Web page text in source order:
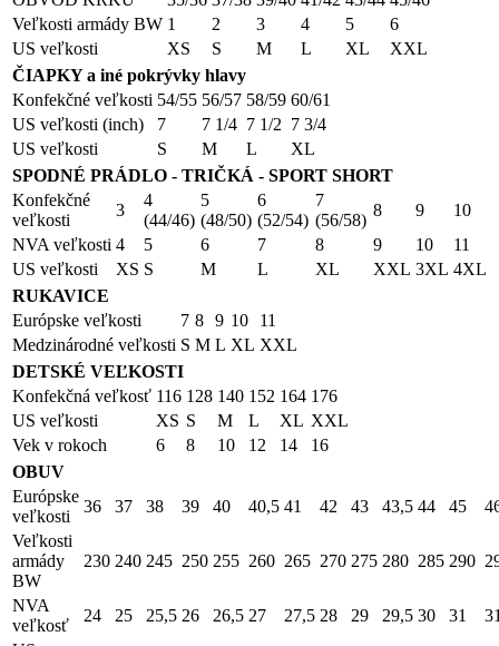
Veľkosti armády BW 1 2 3 4 5
6
US veľkosti
XS S M L XL
XXL
ČIAPKY a iné pokrývky hlavy
Konfekčné veľkosti 54/55 56/57 58/59 60/61
US veľkosti (inch)
7 7 1/4 7 1/2 7 3/4
US veľkosti
S M L
XL
SPODNÉ PRÁDLO - TRIČKÁ - SPORT SHORT
Konfekčné
veľkosti
3
4
(44/46)
5
(48/50)
6
(52/54)
7
(56/58)
8 9
10
NVA veľkosti 4 5 6 7 8 9 10
11
US veľkosti
XS S M L XL XXL 3XL 4XL
RUKAVICE
Európske veľkosti
7 8 9 10
11
Medzinárodné veľkosti S M L XL XXL
DETSKÉ VEĽKOSTI
Konfekčná veľkosť 116 128 140 152 164 176
US veľkosti
XS S M L XL XXL
Vek v rokoch
6 8 10 12 14
16
OBUV
Európske
veľkosti
36 37 38 39 40 40,5 41 42 43 43,5 44 45
Veľkosti
armády
BW
230 240 245 250 255 260 265 270 275 280 285 290
NVA
veľkosť
24 25 25,5 26 26,5 27 27,5 28 29 29,5 30 31